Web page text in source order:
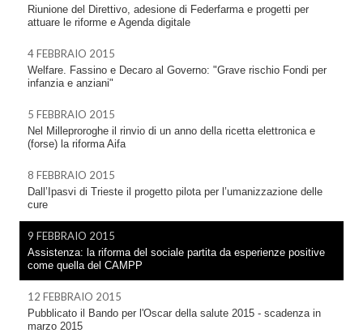
Riunione del Direttivo, adesione di Federfarma e progetti per
attuare le riforme e Agenda digitale
4 FEBBRAIO 2015
Welfare. Fassino e Decaro al Governo: "Grave rischio Fondi per
infanzia e anziani"
5 FEBBRAIO 2015
Nel Milleproroghe il rinvio di un anno della ricetta elettronica e
(forse) la riforma Aifa
8 FEBBRAIO 2015
Dall’Ipasvi di Trieste il progetto pilota per l’umanizzazione delle
cure
9 FEBBRAIO 2015
Assistenza: la riforma del sociale partita da esperienze positive
come quella del CAMPP
12 FEBBRAIO 2015
Pubblicato il Bando per l'Oscar della salute 2015 - scadenza in
marzo 2015